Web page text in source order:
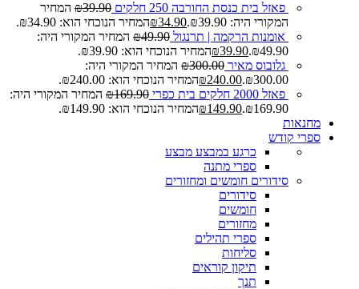
פאזל בית כנסת החורבה 250 חלקים ₪39.90
המחיר
המקורי היה: ₪39.90.
₪34.90
המחיר הנוכחי הוא: ₪34.90.
אומנות הרקמה | תרנגול
₪49.90
המחיר המקורי היה:
₪49.90.
₪39.90
המחיר הנוכחי הוא: ₪39.90.
גלובוס מאיר
₪300.00
המחיר המקורי היה:
₪300.00.
₪240.00
המחיר הנוכחי הוא: ₪240.00.
פאזל 2000 חלקים בית כפרי
₪169.90
המחיר המקורי היה:
₪169.90.
₪149.90
המחיר הנוכחי הוא: ₪149.90.
מחנאות
ספרי קודש
כרגע במבצע מבצע
ספרי מתנה
סידורים חומשים ומחזורים
סידורים
חומשים
מחזורים
ספרי תהילים
סליחות
תיקון קוראים
תנך